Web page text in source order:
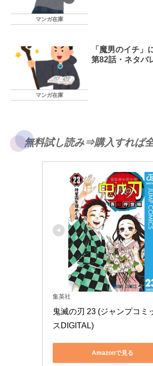
マンガ在庫
マンガ在庫
「魔男のイチ」
第82話・ネタバ
無料試し読み⇒購入すれば
集英社
鬼滅の刃 23 (ジャンプコミ
スDIGITAL)
Amazonで見る